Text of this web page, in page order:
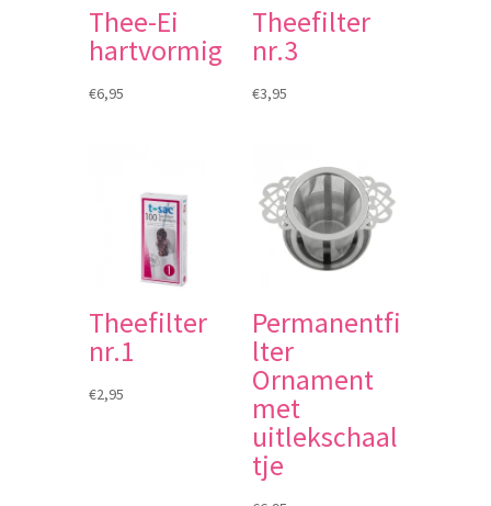
Thee-Ei
hartvormig
€6,95
Theefilter
nr.3
€3,95
Theefilter
nr.1
€2,95
Permanentfi
lter
Ornament
met
uitlekschaal
tje